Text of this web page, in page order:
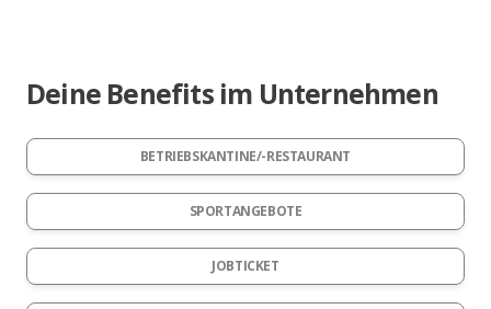
Deine Benefits im Unternehmen
BETRIEBSKANTINE/-RESTAURANT
SPORTANGEBOTE
JOBTICKET